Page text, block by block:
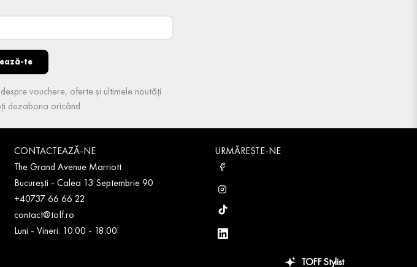
te
vouchere, oferte și ultimele noutăți
dezabona oricând.
CONTACTEAZĂ-NE
The Grand Avenue Marriott
București - Calea 13 Septembrie 90
+40737 66 66 22
contact@toff.ro
Luni - Vineri: 10:00 - 18:00
URMĂREȘTE-NE
TOFF Stylist